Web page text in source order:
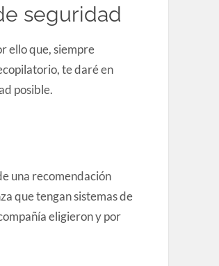
seguridad
ello que, siempre
te daré en
posible.
una recomendación
que tengan sistemas de
eligieron y por